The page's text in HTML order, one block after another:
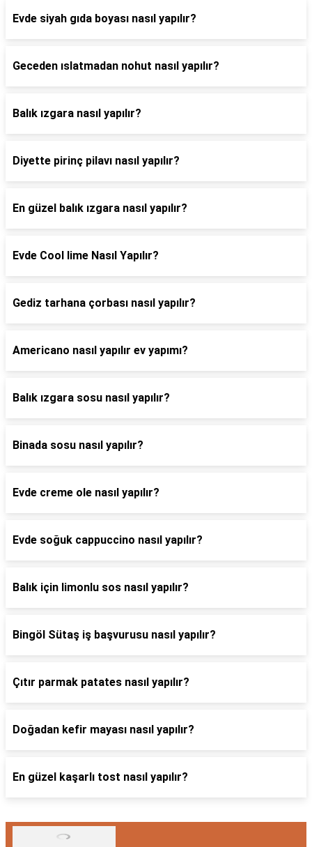
Evde siyah gıda boyası nasıl yapılır?
Geceden ıslatmadan nohut nasıl yapılır?
Balık ızgara nasıl yapılır?
Diyette pirinç pilavı nasıl yapılır?
En güzel balık ızgara nasıl yapılır?
Evde Cool lime Nasıl Yapılır?
Gediz tarhana çorbası nasıl yapılır?
Americano nasıl yapılır ev yapımı?
Balık ızgara sosu nasıl yapılır?
Binada sosu nasıl yapılır?
Evde creme ole nasıl yapılır?
Evde soğuk cappuccino nasıl yapılır?
Balık için limonlu sos nasıl yapılır?
Bingöl Sütaş iş başvurusu nasıl yapılır?
Çıtır parmak patates nasıl yapılır?
Doğadan kefir mayası nasıl yapılır?
En güzel kaşarlı tost nasıl yapılır?